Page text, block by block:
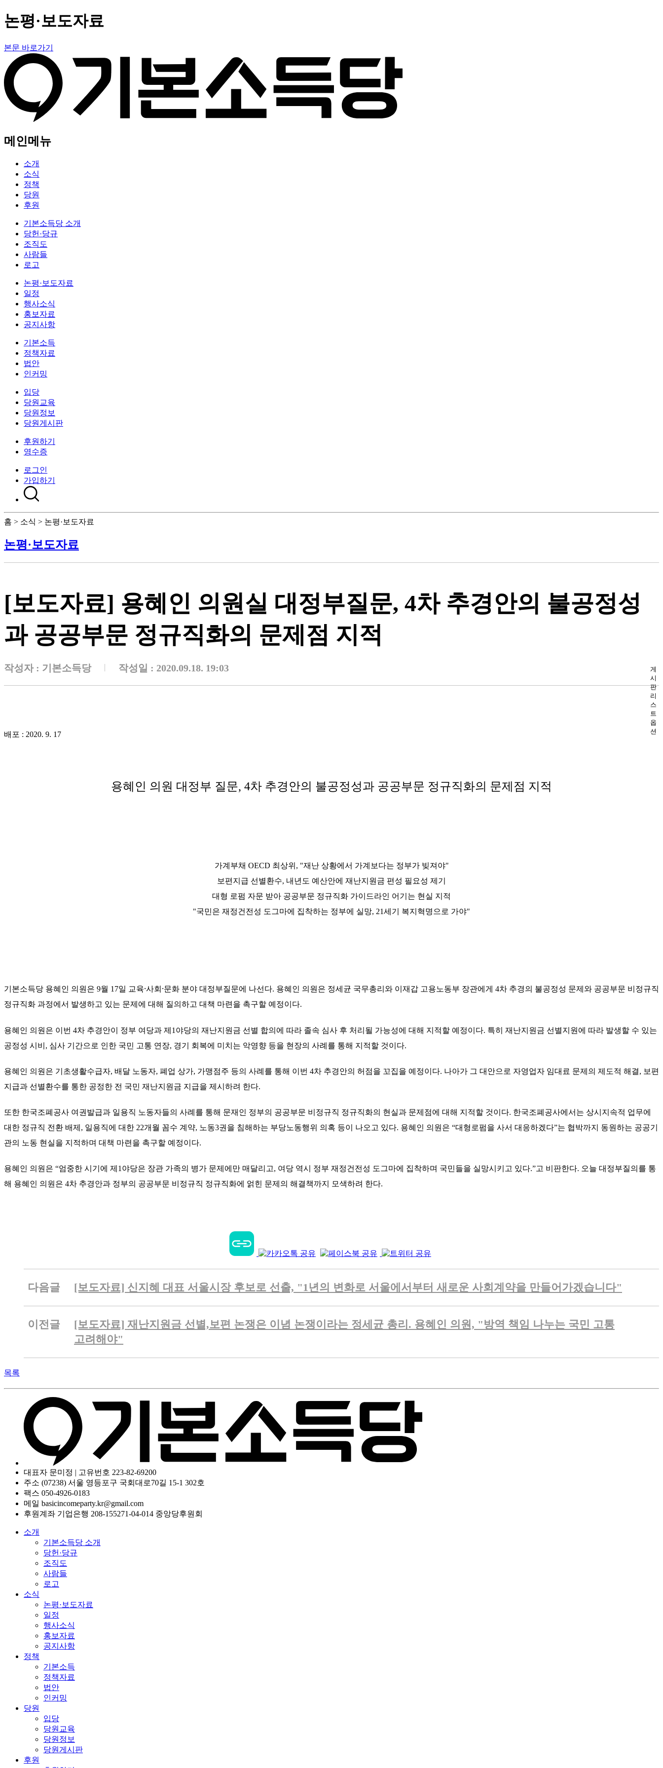
논평·보도자료
본문 바로가기
메인메뉴
소개
소식
정책
당원
후원
기본소득당 소개
당헌·당규
조직도
사람들
로고
논평·보도자료
일정
행사소식
홍보자료
공지사항
기본소득
정책자료
법안
인커밍
입당
당원교육
당원정보
당원게시판
후원하기
영수증
로그인
가입하기
홈 > 소식 > 논평·보도자료
논평·보도자료
[보도자료] 용혜인 의원실 대정부질문, 4차 추경안의 불공정성
과 공공부문 정규직화의 문제점 지적
작성자 : 기본소득당 작성일 : 2020.09.18. 19:03
게
시
판
리
스
트
옵
션
배포 : 2020. 9. 17
용혜인 의원 대정부 질문, 4차 추경안의 불공정성과 공공부문 정규직화의 문제점 지적
가계부채 OECD 최상위, "재난 상황에서 가계보다는 정부가 빚져야"
보편지급 선별환수, 내년도 예산안에 재난지원금 편성 필요성 제기
대형 로펌 자문 받아 공공부문 정규직화 가이드라인 어기는 현실 지적
"국민은 재정건전성 도그마에 집착하는 정부에 실망, 21세기 복지혁명으로 가야"
기본소득당 용혜인 의원은 9월 17일 교육⸱사회 ⸱문화 분야 대정부질문에 나선다. 용혜인 의원은 정세균 국무총리와 이재갑 고용노동부 장관에게 4차 추경의 불공정성 문제와 공공부문 비정규직
정규직화 과정에서 발생하고 있는 문제에 대해 질의하고 대책 마련을 촉구할 예정이다.
용혜인 의원은 이번 4차 추경안이 정부 여당과 제 1 야당의 재난지원금 선별 합의에 따라 졸속 심사 후 처리될 가능성에 대해 지적할 예정이다. 특히 재난지원금 선별지원에 따라 발생할 수 있는
공정성 시비 , 심사 기간으로 인한 국민 고통 연장, 경기 회복에 미치는 악영향 등을 현장의 사례를 통해 지적할 것이다.
용혜인 의원은 기초생활수급자, 배달 노동자, 폐업 상가, 가맹점주 등의 사례를 통해 이번 4차 추경안의 허점을 꼬집을 예정이다. 나아가 그 대안으로 자영업자 임대료 문제의 제도적 해결, 보편
지급과 선별환수를 통한 공정한 전 국민 재난지원금 지급을 제시하려 한다.
또한 한국조폐공사 여권발급과 일용직 노동자들의 사례를 통해 문재인 정부의 공공부문 비정규직 정규직화의 현실과 문제점에 대해 지적할 것이다. 한국조폐공사에서는 상시지속적 업무에
대한 정규직 전환 배제 , 일용직에 대한 22개월 꼼수 계약, 노동3권을 침해하는 부당노동행위 의혹 등이 나오고 있다. 용혜인 의원은 “대형로펌을 사서 대응하겠다”는 협박까지 동원하는 공공기
관의 노동 현실을 지적하며 대책 마련을 촉구할 예정이다.
용혜인 의원은 “엄중한 시기에 제 1야당은 장관 가족의 병가 문제에만 매달리고, 여당 역시 정부 재정건전성 도그마에 집착하며 국민들을 실망시키고 있다.”고 비판한다. 오늘 대정부질의를 통
해 용혜인 의원은 4차 추경안과 정부의 공공부문 비정규직 정규직화에 얽힌 문제의 해결책까지 모색하려 한다.
다음글 [보도자료] 신지혜 대표 서울시장 후보로 선출, "1년의 변화로 서울에서부터 새로운 사회계약을 만들어가겠습니다"
이전글
[보도자료] 재난지원금 선별,보편 논쟁은 이념 논쟁이라는 정세균 총리. 용혜인 의원, "방역 책임 나누는 국민 고통
고려해야"
목록
대표자 문미정 | 고유번호 223-82-69200
주소 (07238) 서울 영등포구 국회대로70길 15-1 302호
팩스 050-4926-0183
메일 basicincomeparty.kr@gmail.com
후원계좌 기업은행 208-155271-04-014 중앙당후원회
소개
기본소득당 소개
당헌·당규
조직도
사람들
로고
소식
논평·보도자료
일정
행사소식
홍보자료
공지사항
정책
기본소득
정책자료
법안
인커밍
당원
입당
당원교육
당원정보
당원게시판
후원